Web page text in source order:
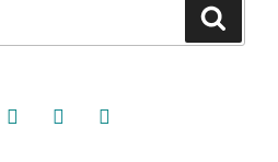
instagramthreads goodreads